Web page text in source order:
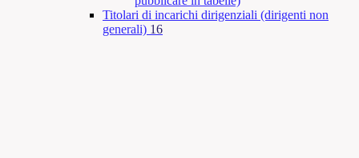
Titolari di incarichi dirigenziali (dirigenti non
generali) 16